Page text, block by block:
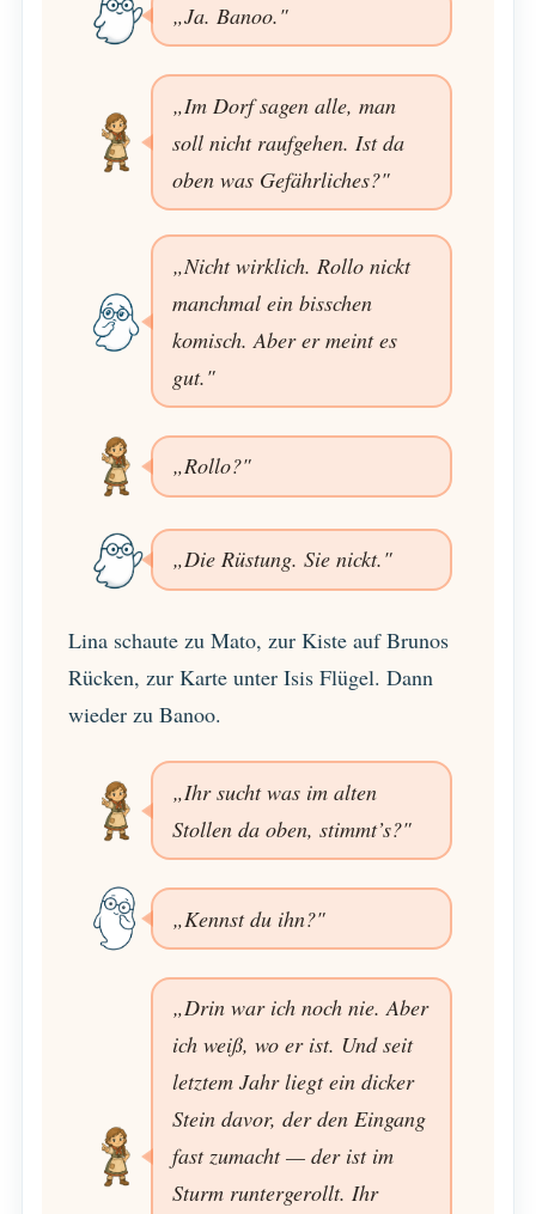
„Ja. Banoo."
„Im Dorf sagen alle, man
soll nicht raufgehen. Ist da
oben was Gefährliches?"
„Nicht wirklich. Rollo nickt
manchmal ein bisschen
komisch. Aber er meint es
gut."
„Rollo?"
„Die Rüstung. Sie nickt."
Lina schaute zu Mato, zur Kiste auf Brunos
Rücken, zur Karte unter Isis Flügel. Dann
wieder zu Banoo.
„Ihr sucht was im alten
Stollen da oben, stimmt’s?"
„Kennst du ihn?"
„Drin war ich noch nie. Aber
ich weiß, wo er ist. Und seit
letztem Jahr liegt ein dicker
Stein davor, der den Eingang
fast zumacht — der ist im
Sturm runtergerollt. Ihr